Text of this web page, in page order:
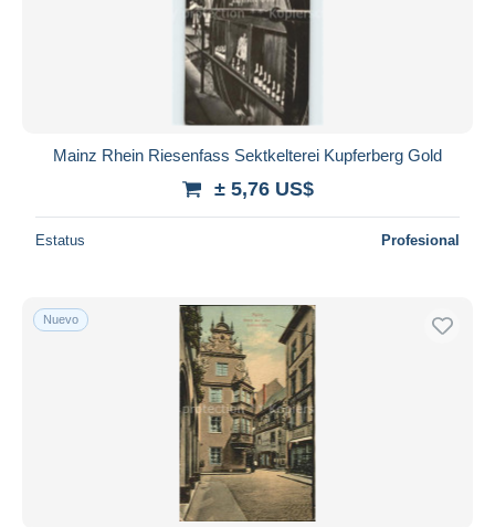
Mainz Rhein Riesenfass Sektkelterei Kupferberg Gold
± 5,76 US$
Estatus Profesional
Nuevo